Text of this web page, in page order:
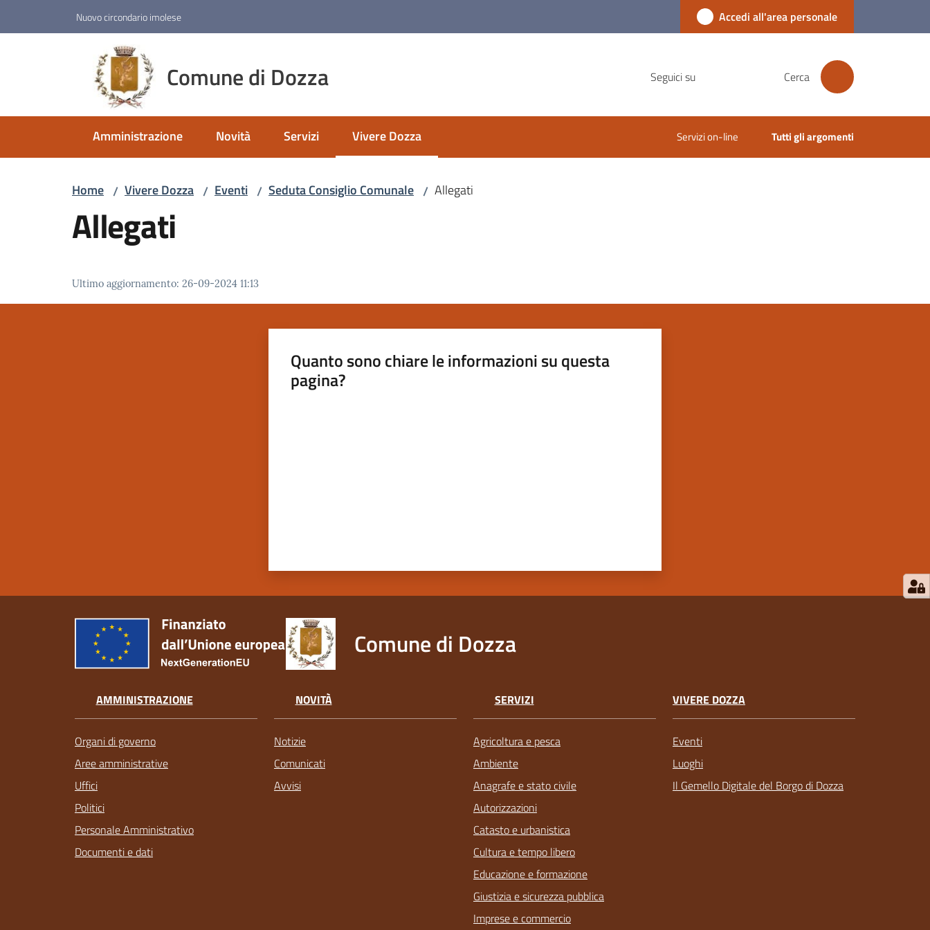
Nuovo circondario imolese Accedi all'area personale
Comune di Dozza Seguici su Cerca
Amministrazione Novità Servizi Vivere Dozza
Menu selezionato Servizi on-line Tutti gli argomenti
Home / Vivere Dozza / Eventi / Seduta Consiglio Comunale / Allegati
Allegati
Ultimo aggiornamento: 26-09-2024 11:13
Quanto sono chiare le informazioni su questa
pagina?
Comune di Dozza
AMMINISTRAZIONE
Organi di governo
Aree amministrative
Uffici
Politici
Personale Amministrativo
Documenti e dati
NOVITÀ
Notizie
Comunicati
Avvisi
SERVIZI
Agricoltura e pesca
Ambiente
Anagrafe e stato civile
Autorizzazioni
Catasto e urbanistica
Cultura e tempo libero
Educazione e formazione
Giustizia e sicurezza pubblica
Imprese e commercio
VIVERE DOZZA
Eventi
Luoghi
Il Gemello Digitale del Borgo di Dozza